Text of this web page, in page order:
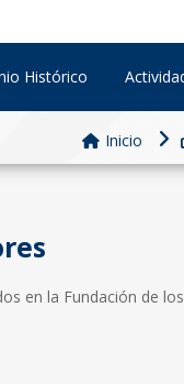
Histórico
Inicio
en la Fundación de